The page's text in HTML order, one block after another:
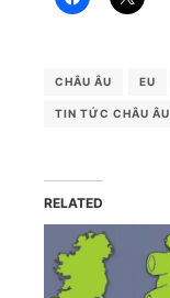
CHÂU ÂU EU
TIN TỨC CHÂU ÂU
RELATED